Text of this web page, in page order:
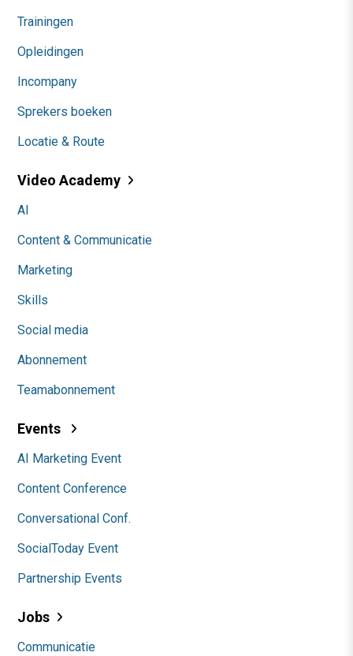
Trainingen
Opleidingen
Incompany
Sprekers boeken
Locatie & Route
Video Academy
AI
Content & Communicatie
Marketing
Skills
Social media
Abonnement
Teamabonnement
Events
AI Marketing Event
Content Conference
Conversational Conf.
SocialToday Event
Partnership Events
Jobs
Communicatie